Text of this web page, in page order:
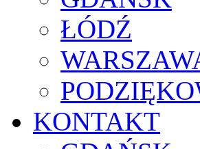
ŁÓDŹ
KONTAKT